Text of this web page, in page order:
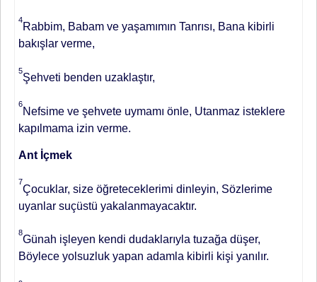
4
Rabbim, Babam ve yaşamımın Tanrısı, Bana kibirli
bakışlar verme,
5
Şehveti benden uzaklaştır,
6
Nefsime ve şehvete uymamı önle, Utanmaz isteklere
kapılmama izin verme.
Ant İçmek
7
Çocuklar, size öğreteceklerimi dinleyin, Sözlerime
uyanlar suçüstü yakalanmayacaktır.
8
Günah işleyen kendi dudaklarıyla tuzağa düşer,
Böylece yolsuzluk yapan adamla kibirli kişi yanılır.